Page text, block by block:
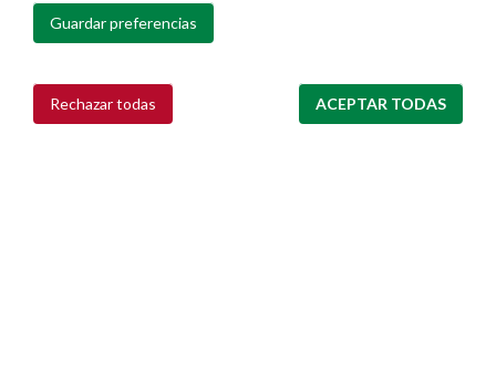
Ayuntamiento de Pamplona
31001 - Pamplona
948 420 100
Guardar preferencias
Rechazar todas ACEPTAR TODAS
Retirar consentimiento